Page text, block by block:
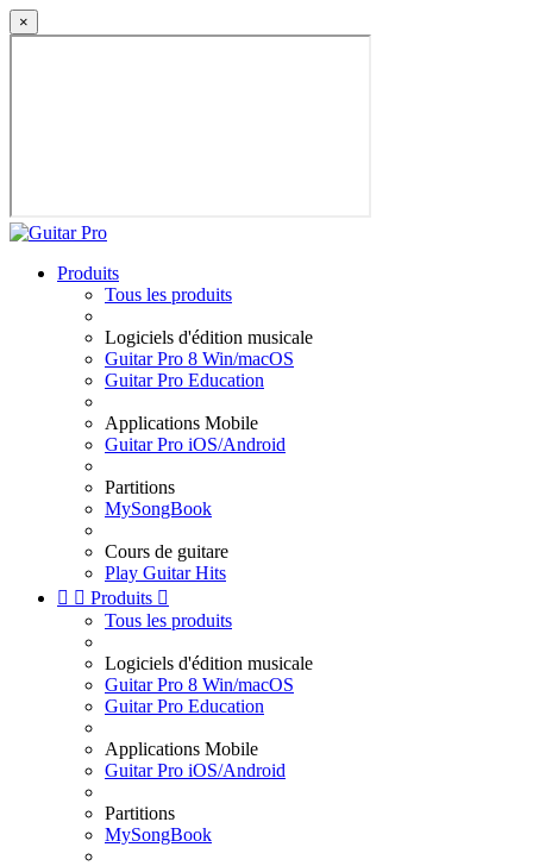
×
Produits
Tous les produits
Logiciels d'édition musicale
Guitar Pro 8 Win/macOS
Guitar Pro Education
Applications Mobile
Guitar Pro iOS/Android
Partitions
MySongBook
Cours de guitare
Play Guitar Hits
  Produits 
Tous les produits
Logiciels d'édition musicale
Guitar Pro 8 Win/macOS
Guitar Pro Education
Applications Mobile
Guitar Pro iOS/Android
Partitions
MySongBook